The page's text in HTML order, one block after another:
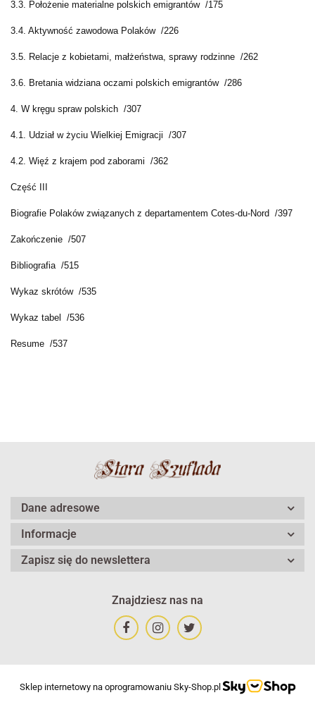
3.3. Położenie materialne polskich emigrantów /175
3.4. Aktywność zawodowa Polaków /226
3.5. Relacje z kobietami, małżeństwa, sprawy rodzinne /262
3.6. Bretania widziana oczami polskich emigrantów /286
4. W kręgu spraw polskich /307
4.1. Udział w życiu Wielkiej Emigracji /307
4.2. Więź z krajem pod zaborami /362
Część III
Biografie Polaków związanych z departamentem Cotes-du-Nord /397
Zakończenie /507
Bibliografia /515
Wykaz skrótów /535
Wykaz tabel /536
Resume /537
Dane adresowe
Informacje
Zapisz się do newslettera
Znajdziesz nas na
Sklep internetowy na oprogramowaniu Sky-Shop.pl